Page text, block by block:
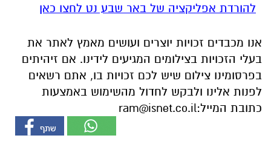
להורדת אפליקציה של באר שבע נט לחצו כאן
אנו מכבדים זכויות יוצרים ועושים מאמץ לאתר את
בעלי הזכויות בצילומים המגיעים לידינו. אם זיהיתים
בפרסומינו צילום שיש לכם זכויות בו, אתם רשאים
לפנות אלינו ולבקש לחדול מהשימוש באמצעות
כתובת המייל:ram@isnet.co.il